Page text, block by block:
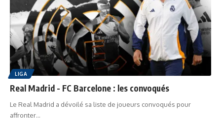
LIGA
Real Madrid - FC Barcelone : les convoqués
Le Real Madrid a dévoilé sa liste de joueurs convoqués pour
affronter…